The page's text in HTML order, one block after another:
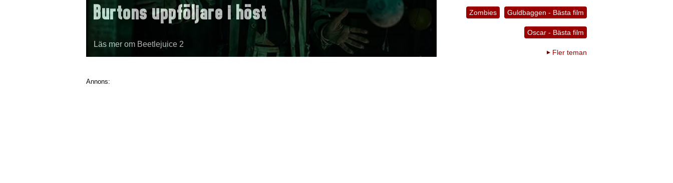
Burtons uppföljare i höst
Läs mer om Beetlejuice 2
Zombies Guldbaggen - Bästa film
Oscar - Bästa film
Fler teman
Annons: